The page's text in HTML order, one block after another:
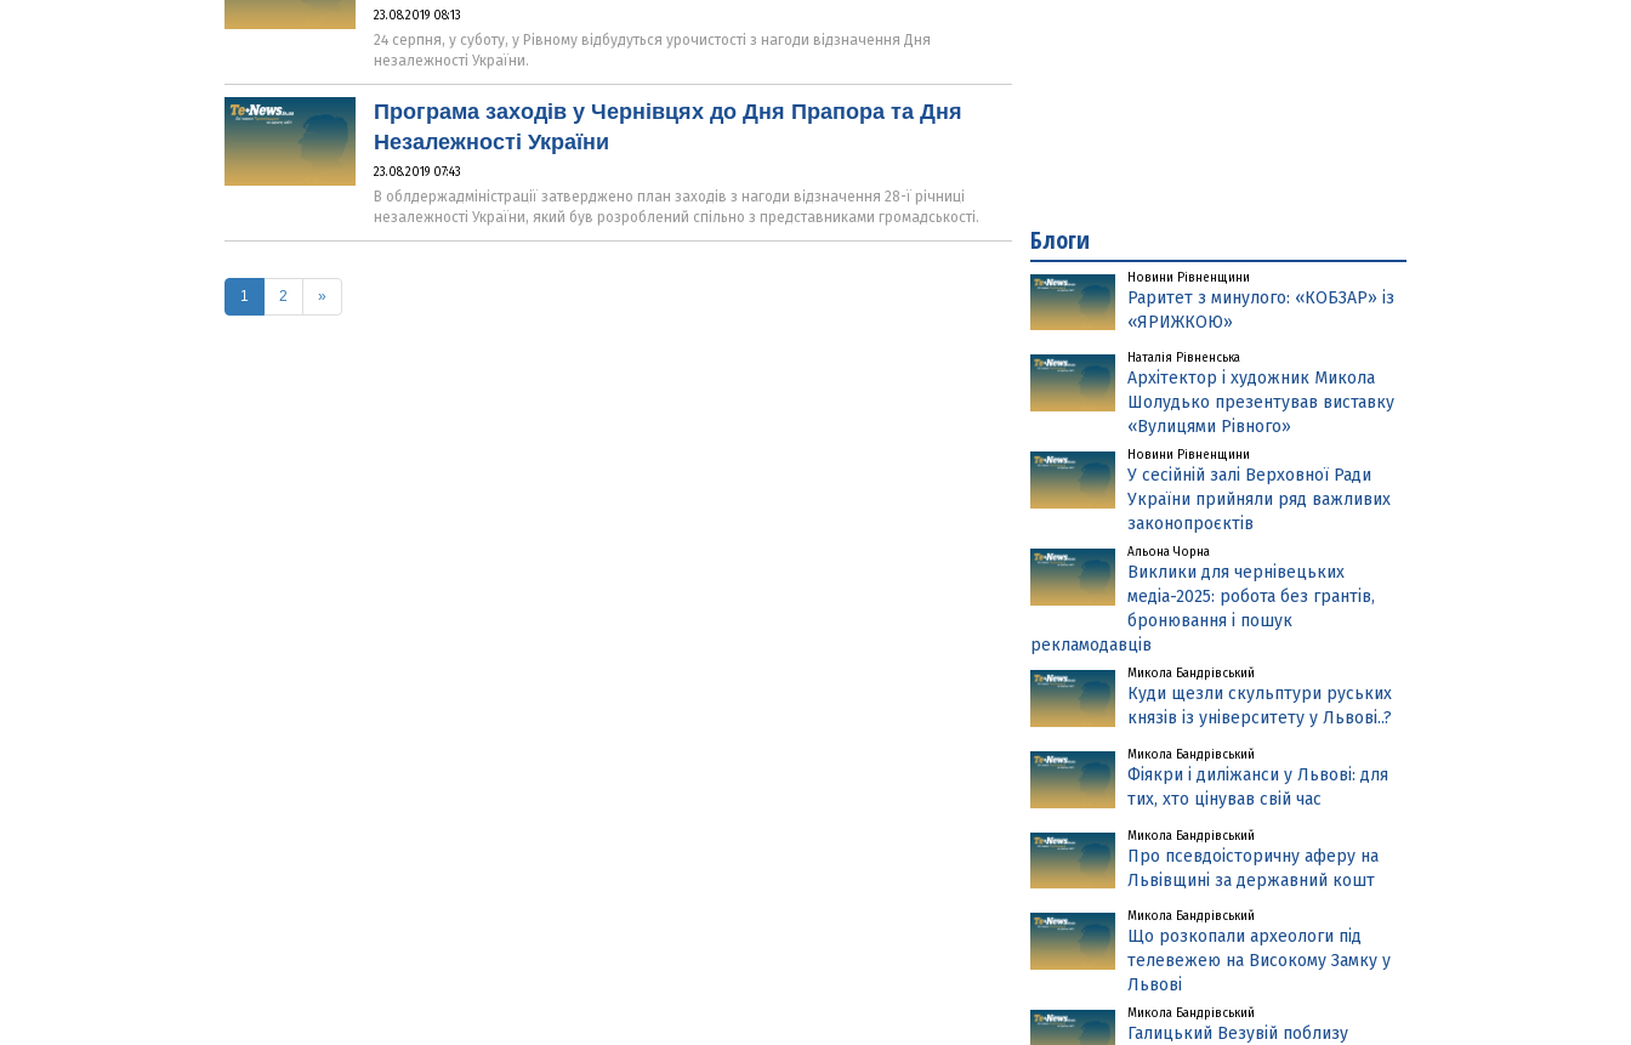
23.08.2019 08:13
24 серпня, у суботу, у Рівному відбудуться урочистості з нагоди відзначення Дня
незалежності України.
Програма заходів у Чернівцях до Дня Прапора та Дня
Незалежності України
23.08.2019 07:43
В облдержадміністрації затверджено план заходів з нагоди відзначення 28-ї річниці
незалежності України, який був розроблений спільно з представниками громадськості.
1 (current)
2 »
Блоги
Новини Рівненщини
Раритет з минулого: «КОБЗАР» із
«ЯРИЖКОЮ»
Наталія Рівненська
Архітектор і художник Микола
Шолудько презентував виставку
«Вулицями Рівного»
Новини Рівненщини
У сесійній залі Верховної Ради
України прийняли ряд важливих
законопроєктів
Альона Чорна
Виклики для чернівецьких
медіа-2025: робота без грантів,
бронювання і пошук
рекламодавців
Микола Бандрівський
Куди щезли скульптури руських
князів із університету у Львові..?
Микола Бандрівський
Фіякри і диліжанси у Львові: для
тих, хто цінував свій час
Микола Бандрівський
Про псевдоісторичну аферу на
Львівщині за державний кошт
Микола Бандрівський
Що розкопали археологи під
телевежею на Високому Замку у
Львові
Микола Бандрівський
Галицький Везувій поблизу